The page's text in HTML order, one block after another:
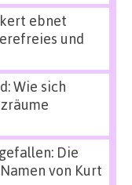
ebnet
und
Wie sich
Die
von Kurt